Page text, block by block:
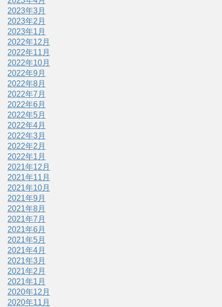
2023年3月
2023年2月
2023年1月
2022年12月
2022年11月
2022年10月
2022年9月
2022年8月
2022年7月
2022年6月
2022年5月
2022年4月
2022年3月
2022年2月
2022年1月
2021年12月
2021年11月
2021年10月
2021年9月
2021年8月
2021年7月
2021年6月
2021年5月
2021年4月
2021年3月
2021年2月
2021年1月
2020年12月
2020年11月